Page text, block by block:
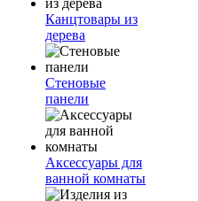
Канцтовары из
дерева
Стеновые
панели
Аксессуары для
ванной комнаты